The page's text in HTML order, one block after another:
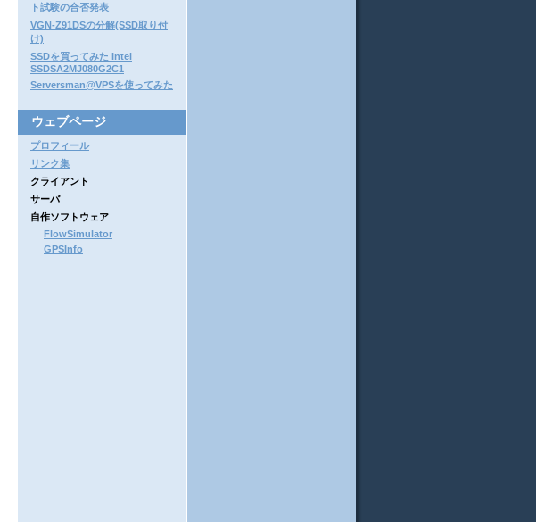
ト試験の合否発表
VGN-Z91DSの分解(SSD取り付
け)
SSDを買ってみた Intel
SSDSA2MJ080G2C1
Serversman@VPSを使ってみた
ウェブページ
プロフィール
リンク集
クライアント
サーバ
自作ソフトウェア
FlowSimulator
GPSInfo